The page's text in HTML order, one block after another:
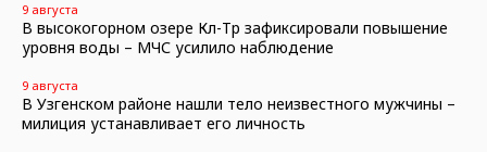
9 августа
В высокогорном озере Көл-Төр зафиксировали повышение
уровня воды – МЧС усилило наблюдение
9 августа
В Узгенском районе нашли тело неизвестного мужчины –
милиция устанавливает его личность